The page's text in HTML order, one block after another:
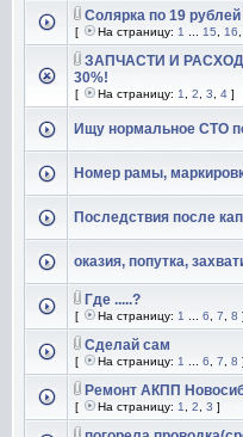
Солярка по 19 рублей
[ На страницу: 1 15 16
ЗАПЧАСТИ И
30%!
[ На страницу: 1 2 3 4 ]
Ищу нормальное СТО
Номер рамы,
Последствия после
оказия, попутка,
Где .....?
[ На страницу: 1 6 7 8 ]
Сделай сам
[ На страницу: 1 6 7 8 ]
Ремонт АКПП
[ На страницу: 1 2 3 ]